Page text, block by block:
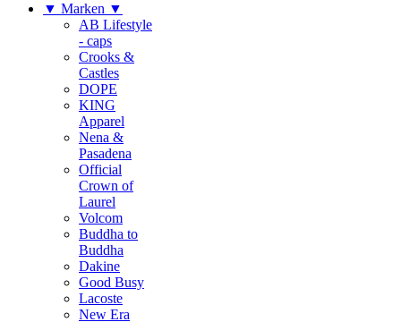
▼ Marken ▼
AB Lifestyle
- caps
Crooks &
Castles
DOPE
KING
Apparel
Nena &
Pasadena
Official
Crown of
Laurel
Volcom
Buddha to
Buddha
Dakine
Good Busy
Lacoste
New Era